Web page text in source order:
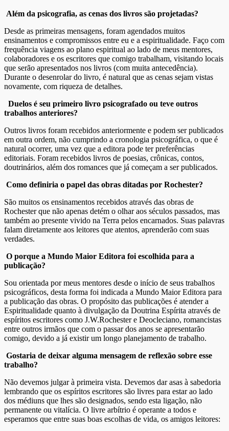
Além da psicografia, as cenas dos livros são projetadas?
Desde as primeiras mensagens, foram agendados muitos
ensinamentos e compromissos entre eu e a espiritualidade. Faço com
frequência viagens ao plano espiritual ao lado de meus mentores,
colaboradores e os escritores que comigo trabalham, visitando locais
que serão apresentados nos livros (com muita antecedência).
Durante o desenrolar do livro, é natural que as cenas sejam vistas
novamente, com riqueza de detalhes.
Duelos é seu primeiro livro psicografado ou teve outros
trabalhos anteriores?
Outros livros foram recebidos anteriormente e podem ser publicados
em outra ordem, não cumprindo a cronologia psicográfica, o que é
natural ocorrer, uma vez que a editora pode ter preferências
editoriais. Foram recebidos livros de poesias, crônicas, contos,
doutrinários, além dos romances que já começam a ser publicados.
Como definiria o papel das obras ditadas por Rochester?
São muitos os ensinamentos recebidos através das obras de
Rochester que não apenas detém o olhar aos séculos passados, mas
também ao presente vivido na Terra pelos encarnados. Suas palavras
falam diretamente aos leitores que atentos, aprenderão com suas
verdades.
O porque a Mundo Maior Editora foi escolhida para a
publicação?
Sou orientada por meus mentores desde o início de seus trabalhos
psicográficos, desta forma foi indicada a Mundo Maior Editora para
a publicação das obras. O propósito das publicações é atender a
Espiritualidade quanto à divulgação da Doutrina Espírita através de
espíritos escritores como J.W.Rochester e Deocleciano, romancistas
entre outros irmãos que com o passar dos anos se apresentarão
comigo, devido a já existir um longo planejamento de trabalho.
Gostaria de deixar alguma mensagem de reflexão sobre esse
trabalho?
Não devemos julgar à primeira vista. Devemos dar asas à sabedoria
lembrando que os espíritos escritores são livres para estar ao lado
dos médiuns que lhes são designados, sendo esta ligação, não
permanente ou vitalícia. O livre arbítrio é operante a todos e
esperamos que entre suas boas escolhas de vida, os amigos leitores: